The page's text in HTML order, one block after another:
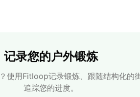
记录您的户外锻炼
使用Fitloop记录锻炼、跟随结构化的
追踪您的进度。